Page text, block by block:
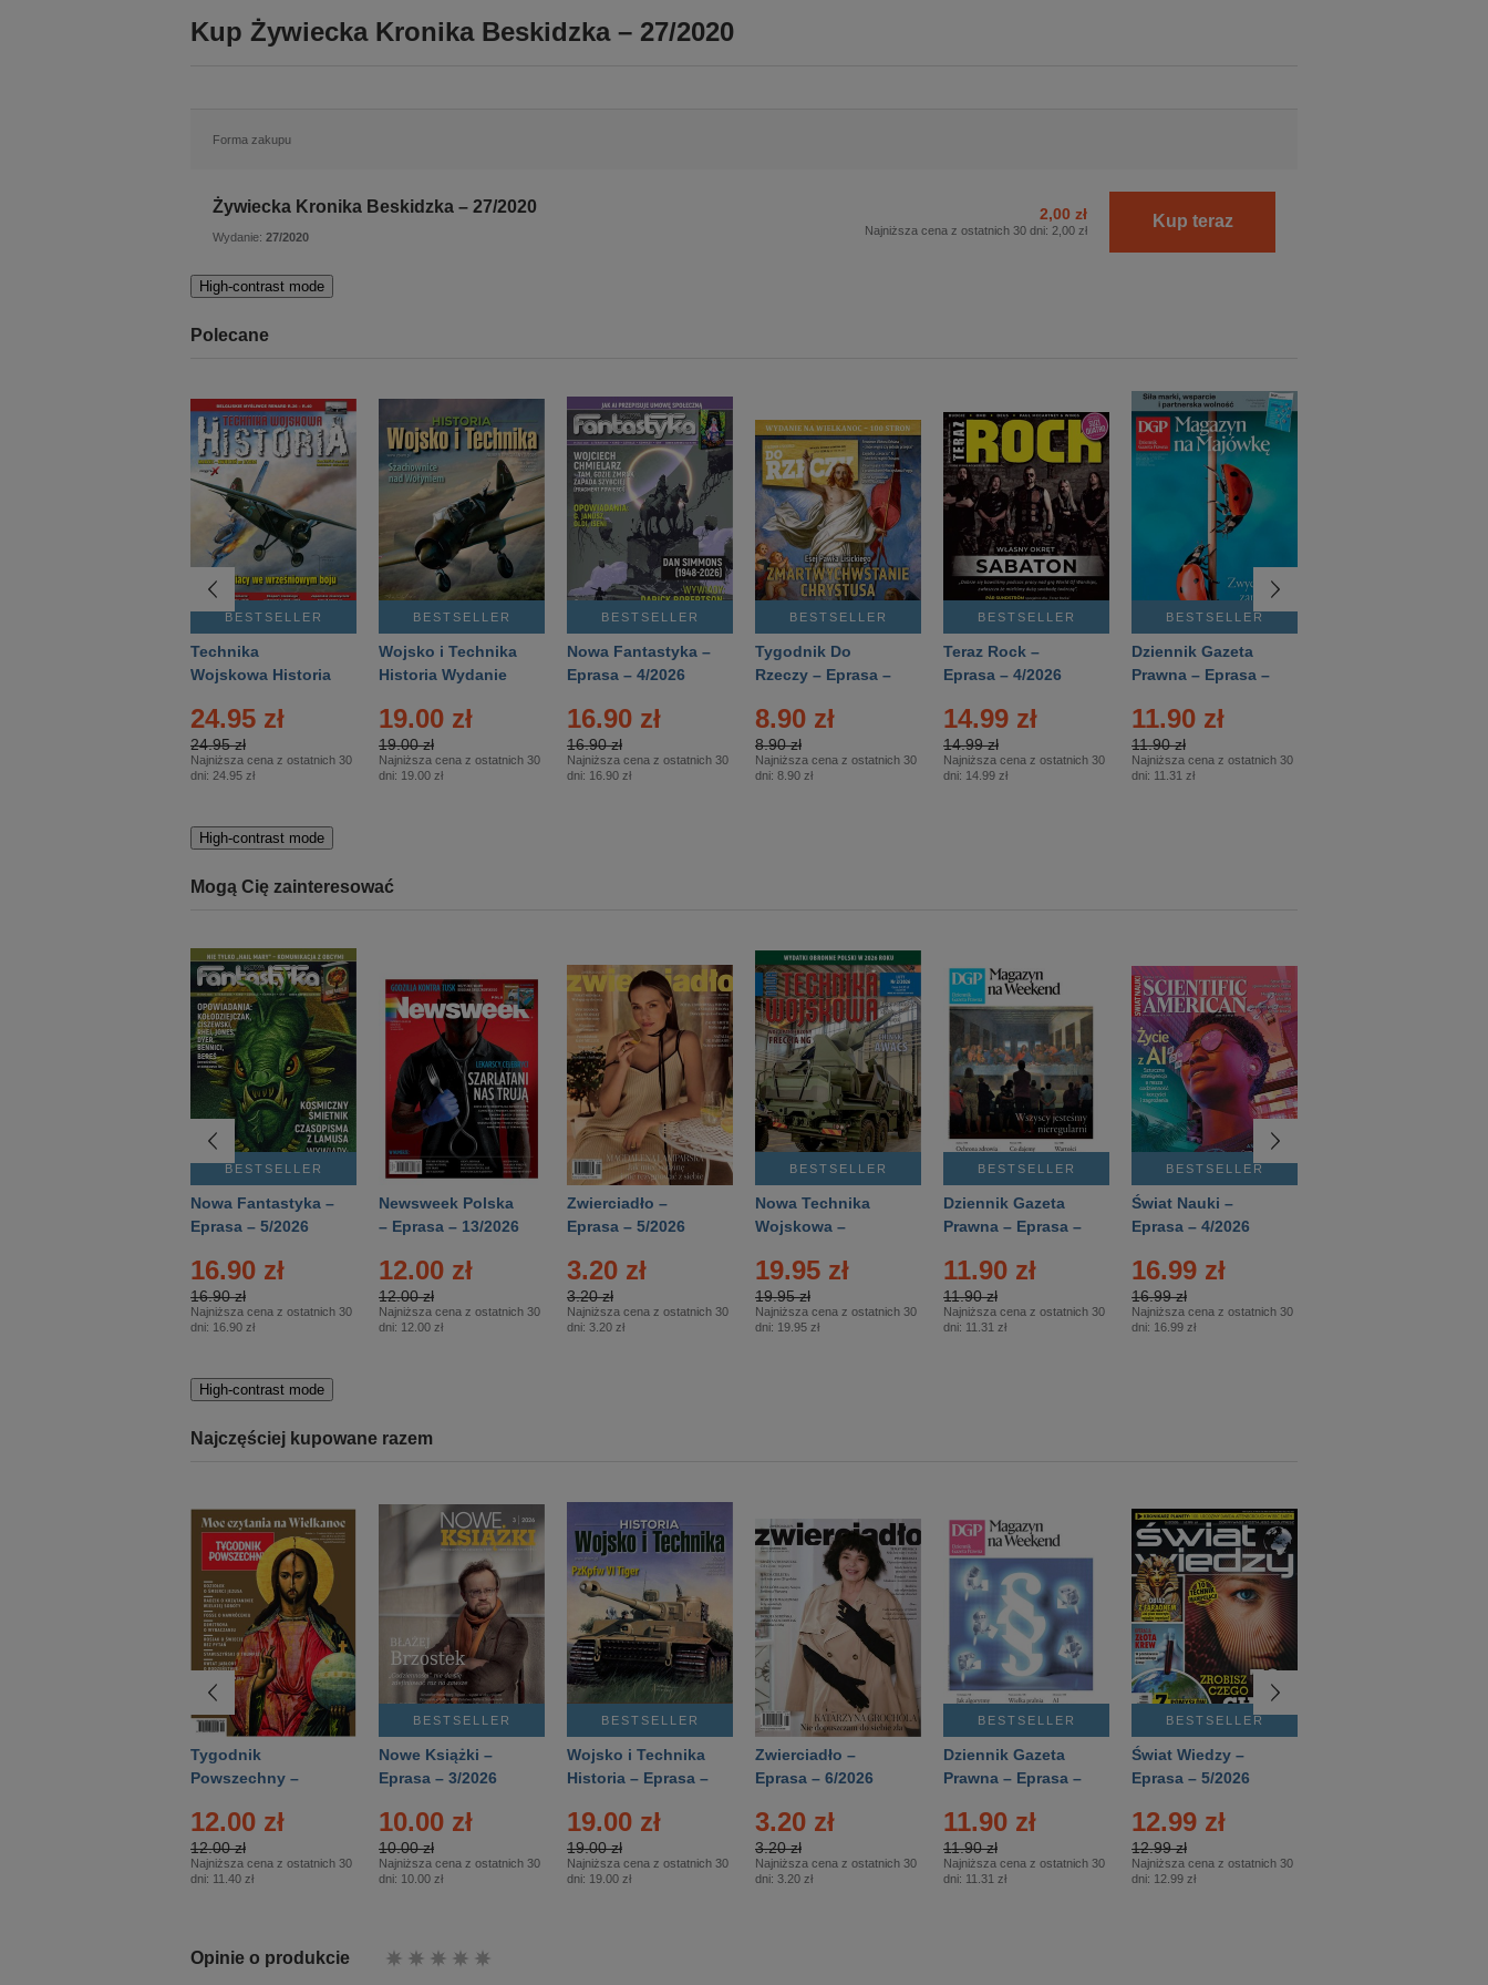
Kup Żywiecka Kronika Beskidzka – 27/2020
Forma zakupu
Żywiecka Kronika Beskidzka – 27/2020
Wydanie: 27/2020
2,00 zł
Najniższa cena z ostatnich 30 dni: 2,00 zł Kup teraz
High-contrast mode
Polecane
BESTSELLER
Technika
Wojskowa Historia
24.95 zł
24.95 zł
Najniższa cena z ostatnich 30
dni: 24.95 zł
BESTSELLER
Wojsko i Technika
Historia Wydanie
– 2/2026
19.00 zł
19.00 zł
Najniższa cena z ostatnich 30
dni: 19.00 zł
BESTSELLER
Nowa Fantastyka –
Eprasa – 4/2026
16.90 zł
16.90 zł
Najniższa cena z ostatnich 30
dni: 16.90 zł
BESTSELLER
Tygodnik Do
Rzeczy – Eprasa –
8.90 zł
8.90 zł
Najniższa cena z ostatnich 30
dni: 8.90 zł
BESTSELLER
Teraz Rock –
Eprasa – 4/2026
14.99 zł
14.99 zł
Najniższa cena z ostatnich 30
dni: 14.99 zł
BESTSELLER
Dziennik Gazeta
Prawna – Eprasa –
11.90 zł
11.90 zł
Najniższa cena z ostatnich 30
dni: 11.31 zł
High-contrast mode
Mogą Cię zainteresować
BESTSELLER
Nowa Fantastyka –
Eprasa – 5/2026
16.90 zł
16.90 zł
Najniższa cena z ostatnich 30
dni: 16.90 zł
Newsweek Polska
– Eprasa – 13/2026
12.00 zł
12.00 zł
Najniższa cena z ostatnich 30
dni: 12.00 zł
Zwierciadło –
Eprasa – 5/2026
3.20 zł
3.20 zł
Najniższa cena z ostatnich 30
dni: 3.20 zł
BESTSELLER
Nowa Technika
Wojskowa –
19.95 zł
19.95 zł
Najniższa cena z ostatnich 30
dni: 19.95 zł
BESTSELLER
Dziennik Gazeta
Prawna – Eprasa –
11.90 zł
11.90 zł
Najniższa cena z ostatnich 30
dni: 11.31 zł
BESTSELLER
Świat Nauki –
Eprasa – 4/2026
16.99 zł
16.99 zł
Najniższa cena z ostatnich 30
dni: 16.99 zł
High-contrast mode
Najczęściej kupowane razem
Tygodnik
Powszechny –
12.00 zł
12.00 zł
Najniższa cena z ostatnich 30
dni: 11.40 zł
BESTSELLER
Nowe Książki –
Eprasa – 3/2026
10.00 zł
10.00 zł
Najniższa cena z ostatnich 30
dni: 10.00 zł
BESTSELLER
Wojsko i Technika
Historia – Eprasa –
19.00 zł
19.00 zł
Najniższa cena z ostatnich 30
dni: 19.00 zł
Zwierciadło –
Eprasa – 6/2026
3.20 zł
3.20 zł
Najniższa cena z ostatnich 30
dni: 3.20 zł
BESTSELLER
Dziennik Gazeta
Prawna – Eprasa –
11.90 zł
11.90 zł
Najniższa cena z ostatnich 30
dni: 11.31 zł
BESTSELLER
Świat Wiedzy –
Eprasa – 5/2026
12.99 zł
12.99 zł
Najniższa cena z ostatnich 30
dni: 12.99 zł
Opinie o produkcie